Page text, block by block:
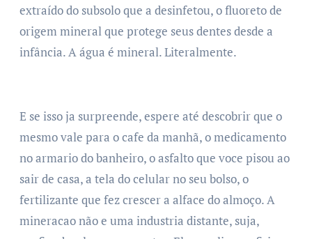
extraído do subsolo que a desinfetou, o fluoreto de
origem mineral que protege seus dentes desde a
infância. A água é mineral. Literalmente.
E se isso ja surpreende, espere até descobrir que o
mesmo vale para o cafe da manhã, o medicamento
no armario do banheiro, o asfalto que voce pisou ao
sair de casa, a tela do celular no seu bolso, o
fertilizante que fez crescer a alface do almoço. A
mineracao não e uma industria distante, suja,